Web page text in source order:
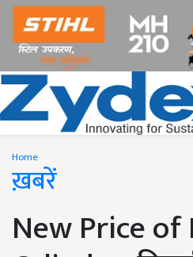
Home
ख़बरें
New Price of